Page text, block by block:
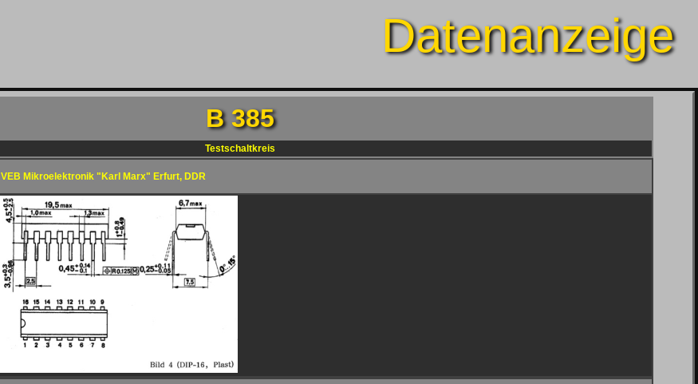
Datenanzeige
B 385
Testschaltkreis
VEB Mikroelektronik "Karl Marx" Erfurt, DDR